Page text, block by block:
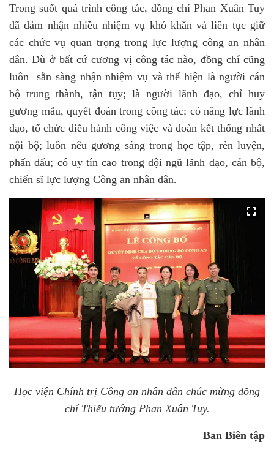
Trong suốt quá trình công tác, đồng chí Phan Xuân Tuy
đã đảm nhận nhiều nhiệm vụ khó khăn và liên tục giữ
các chức vụ quan trọng trong lực lượng công an nhân
dân. Dù ở bất cứ cương vị công tác nào, đồng chí cũng
luôn sẵn sàng nhận nhiệm vụ và thể hiện là người cán
bộ trung thành, tận tụy; là người lãnh đạo, chỉ huy
gương mẫu, quyết đoán trong công tác; có năng lực lãnh
đạo, tổ chức điều hành công việc và đoàn kết thống nhất
nội bộ; luôn nêu gương sáng trong học tập, rèn luyện,
phấn đấu; có uy tín cao trong đội ngũ lãnh đạo, cán bộ,
chiến sĩ lực lượng Công an nhân dân.
Học viện Chính trị Công an nhân dân chúc mừng đồng
chí Thiếu tướng Phan Xuân Tuy.
Ban Biên tập